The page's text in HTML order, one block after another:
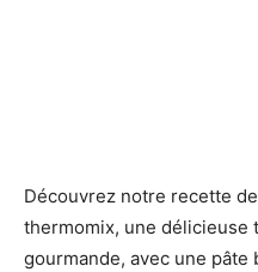
Découvrez notre recette
thermomix, une délicieuse
gourmande, avec une